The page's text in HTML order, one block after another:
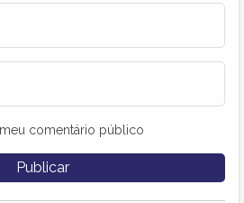
comentário público